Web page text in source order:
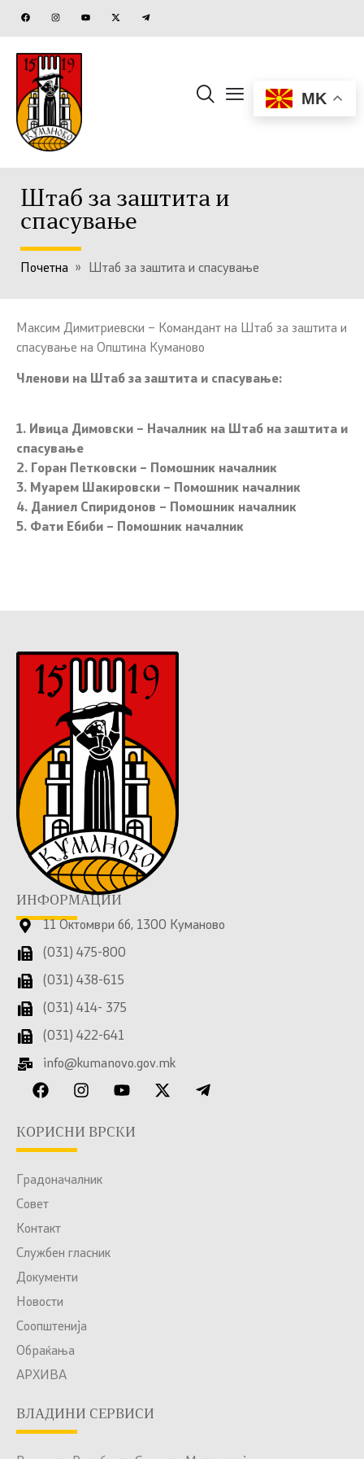
MK
Штаб за заштита и
спасување
Почетна » Штаб за заштита и спасување
Максим Димитриевски – Командант на Штаб за заштита и
спасување на Општина Куманово
Членови на Штаб за заштита и спасување:
1. Ивица Димовски – Началник на Штаб на заштита и
спасување
2. Горан Петковски – Помошник началник
3. Муарем Шакировски – Помошник началник
4. Даниел Спиридонов – Помошник началник
5. Фати Ебиби – Помошник началник
ИНФОРМАЦИИ
11 Октомври бб, 1300 Куманово
(031) 475-800
(031) 438-615
(031) 414- 375
(031) 422-641
info@kumanovo.gov.mk
КОРИСНИ ВРСКИ
Градоначалник
Совет
Контакт
Службен гласник
Документи
Новости
Соопштенија
Обраќања
АРХИВА
ВЛАДИНИ СЕРВИСИ